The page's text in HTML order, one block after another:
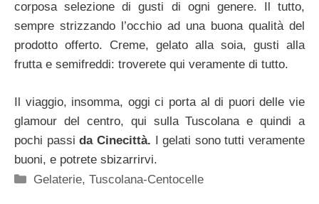
corposa selezione di gusti di ogni genere. Il tutto,
sempre strizzando l’occhio ad una buona qualità del
prodotto offerto. Creme, gelato alla soia, gusti alla
frutta e semifreddi: troverete qui veramente di tutto.
Il viaggio, insomma, oggi ci porta al di puori delle vie
glamour del centro, qui sulla Tuscolana e quindi a
pochi passida Cinecittà. I gelati sono tutti veramente
buoni, e potrete sbizarrirvi.
Categorie
Gelaterie,Tuscolana-Centocelle